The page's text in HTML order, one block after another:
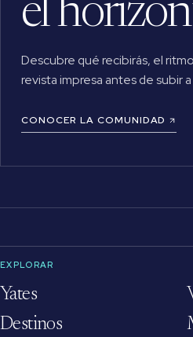
el
Descubre qué recibirás, el
revista impresa antes de subir
CONOCER LA COMUNIDAD
EXPLORAR
Yates
Destinos